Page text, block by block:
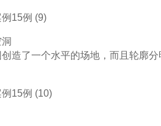
造了一个水平的场地，而且轮廓